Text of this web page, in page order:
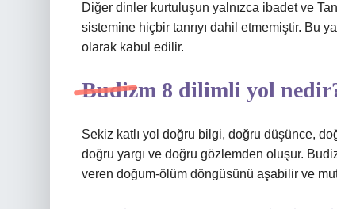
Diğer dinler kurtuluşun yalnızca ibadet ve
sistemine hiçbir tanrıyı dahil etmemiştir. Bu
olarak kabul edilir.
Budizm 8 dilimli yol
Sekiz katlı yol doğru bilgi, doğru düşünce,
doğru yargı ve doğru gözlemden oluşur.
veren doğum-ölüm döngüsünü aşabilir ve